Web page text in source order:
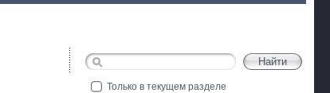
Только в текущем разделе